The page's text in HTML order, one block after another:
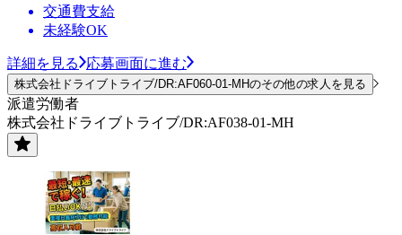
交通費支給
未経験OK
詳細を見る 応募画面に進む
株式会社ドライブトライブ/DR:AF060-01-MHのその他の求人を見る
派遣労働者
株式会社ドライブトライブ/DR:AF038-01-MH